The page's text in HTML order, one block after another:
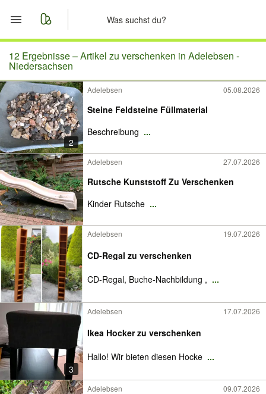
Start
Merkliste
Nachrichten
Anzeige aufgeben
12 Ergebnisse –Artikel zu verschenken in Adelebsen -
Niedersachsen
2
Adelebsen 05.08.2026
Steine Feldsteine Füllmaterial
Beschreibung ...
Adelebsen 27.07.2026
Rutsche Kunststoff Zu Verschenken
Kinder Rutsche ...
Adelebsen 19.07.2026
CD-Regal zu verschenken
CD-Regal, Buche-Nachbildung , ...
3
Adelebsen 17.07.2026
Ikea Hocker zu verschenken
Hallo! Wir bieten diesen Hocke ...
Adelebsen 09.07.2026